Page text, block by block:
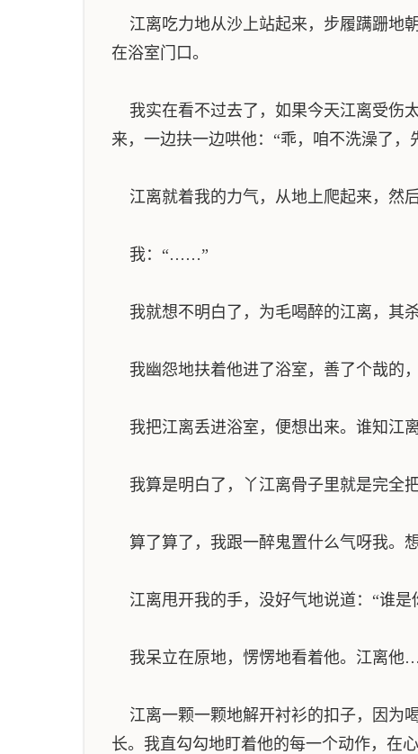
江离吃力地从沙上站起来，步履蹒跚地
在浴室门口。
我实在看不过去了，如果今天江离受伤
来，一边扶一边哄他：“乖，咱不洗澡了，
江离就着我的力气，从地上爬起来，然
我：“……”
我就想不明白了，为毛喝醉的江离，其
我幽怨地扶着他进了浴室，善了个哉的
我把江离丢进浴室，便想出来。谁知江
我算是明白了，丫江离骨子里就是完全
算了算了，我跟一醉鬼置什么气呀我。
江离甩开我的手，没好气地说道：“谁是
我呆立在原地，愣愣地看着他。江离
江离一颗一颗地解开衬衫的扣子，因为
长。我直勾勾地盯着他的每一个动作，在